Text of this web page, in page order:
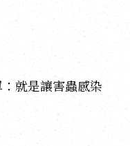
就是讓害蟲感染